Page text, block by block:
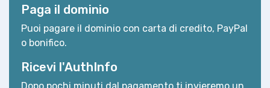
Paga il dominio
Puoi pagare il dominio con carta di credito, PayPal
o bonifico.
Ricevi l'AuthInfo